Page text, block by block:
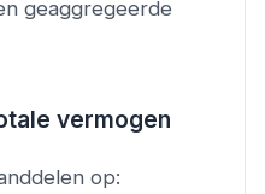
geaggregeerde
vermogen
op: